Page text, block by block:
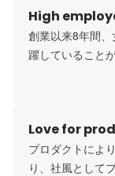
High
創業以来8年間
躍していること
ーを重視した雰
雰囲気の会社で
Love for
プロダクトによ
り、社風として